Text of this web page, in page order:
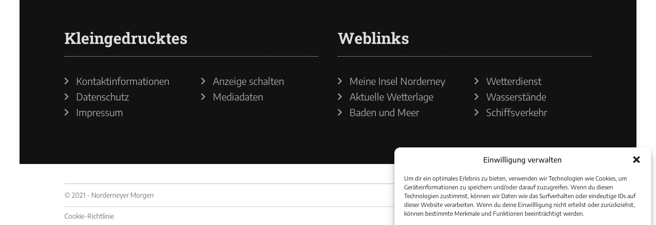
Einwilligung verwalten
Um dir ein optimales Erlebnis zu bieten, verwenden wir Technologien wie Cookies, um
Geräteinformationen zu speichern und/oder darauf zuzugreifen. Wenn du diesen
Technologien zustimmst, können wir Daten wie das Surfverhalten oder eindeutige IDs auf
dieser Website verarbeiten. Wenn du deine Einwillligung nicht erteilst oder zurückziehst,
können bestimmte Merkmale und Funktionen beeinträchtigt werden.
Kleingedrucktes
Kontaktinformationen
Datenschutz
Impressum
Anzeige schalten
Mediadaten
Weblinks
Meine Insel Norderney
Aktuelle Wetterlage
Baden und Meer
Wetterdienst
Wasserstände
Schiffsverkehr
© 2021 - Norderneyer Morgen
Cookie-Richtlinie